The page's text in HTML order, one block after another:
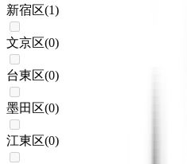
新宿区(1)
文京区(0)
台東区(0)
墨田区(0)
江東区(0)